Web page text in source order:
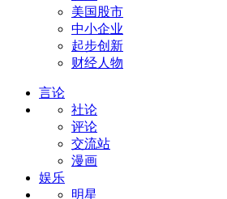
美国股市
中小企业
起步创新
财经人物
言论
社论
评论
交流站
漫画
娱乐
明星